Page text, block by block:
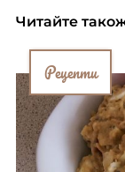
Читайте
Рецепти